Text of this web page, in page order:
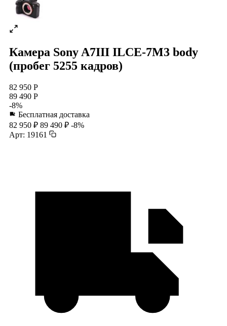
Камера Sony A7III ILCE-7M3 body
(пробег 5255 кадров)
82 950 Р
89 490 Р
-8%
Бесплатная доставка
82 950 ₽ 89 490 ₽ -8%
Арт: 19161